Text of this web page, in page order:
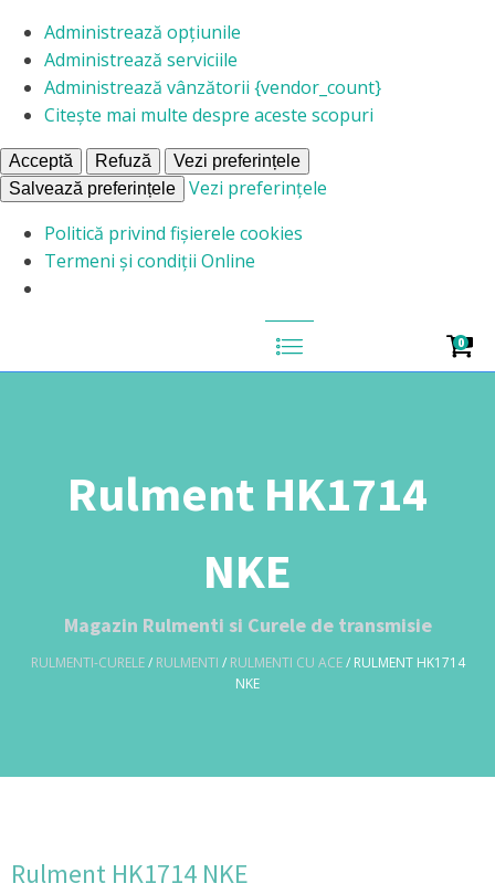
Administrează opțiunile
Administrează serviciile
Administrează vânzătorii {vendor_count}
Citește mai multe despre aceste scopuri
Acceptă Refuză
Vezi preferințele
Salvează preferințele
Vezi preferințele
Politică privind fișierele cookies
Termeni și condiții Online
0
Rulment HK1714
NKE
Magazin Rulmenti si Curele de transmisie
RULMENTI-CURELE/ RULMENTI / RULMENTI CU ACE/ RULMENT HK1714
NKE
Rulment HK1714 NKE